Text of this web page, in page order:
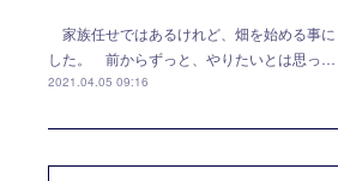
家族任せではあるけれど、畑を始める事に
した。 前からずっと、やりたいとは思っ…
2021.04.05 09:16